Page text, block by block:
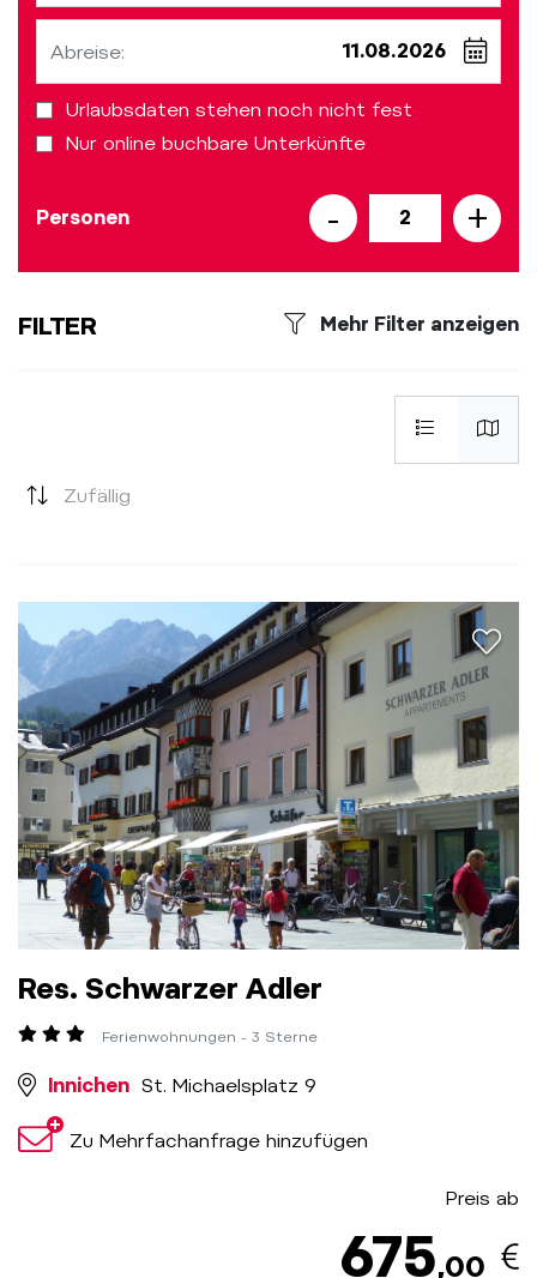
Abreise:
Urlaubsdaten stehen noch nicht fest
Nur online buchbare Unterkünfte
Personen - 2 +
FILTER Mehr Filter anzeigen
Zufällig
Preis ab
675,00
Res. Schwarzer Adler
Ferienwohnungen - 3 Sterne
Innichen St. Michaelsplatz 9
Zu Mehrfachanfrage hinzufügen